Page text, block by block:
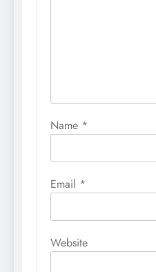
Name *
Email *
Website